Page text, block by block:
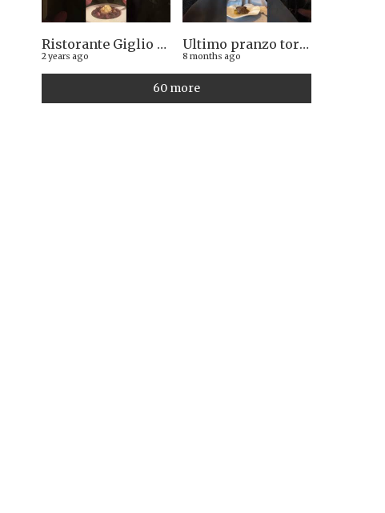
Ristorante Giglio di Lucca. Stella Michelin sì o no?
2 years ago
Ultimo pranzo torinese al ristorante Casa Vicina. 13/12/2025
8 months ago
60 more